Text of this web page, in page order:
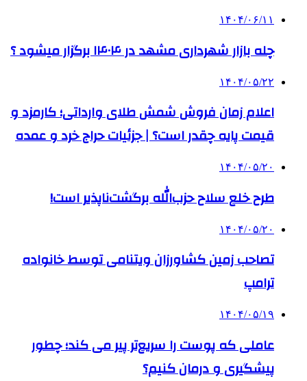
۱۴۰۴/۰۶/۱۱
چله بازار شهرداری مشهد در ۱۴۰۴ برگزار میشود ؟
۱۴۰۴/۰۵/۲۲
اعلام زمان فروش شمش طلای وارداتی؛ کارمزد و
قیمت پایه چقدر است؟ | جزئیات حراج خرد و عمده
۱۴۰۴/۰۵/۲۰
طرح خلع سلاح حزب‌الله برگشت‌ناپذیر است!
۱۴۰۴/۰۵/۲۰
تصاحب زمین کشاورزان ویتنامی توسط خانواده
ترامپ
۱۴۰۴/۰۵/۱۹
عاملی که پوست را سریع‌تر پیر می کند؛ چطور
پیشگیری و درمان کنیم؟